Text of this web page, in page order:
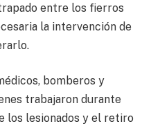
entre los fierros
la intervención de
bomberos y
trabajaron durante
los lesionados y el retiro